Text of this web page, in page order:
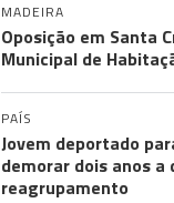
MADEIRA
Oposição em Santa
Municipal de
PAÍS
Jovem deportado
demorar dois anos a
reagrupamento